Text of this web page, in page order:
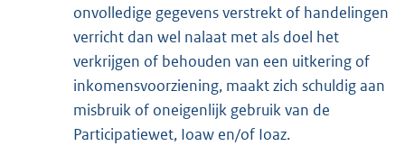
onvolledige gegevens verstrekt of handelingen
verricht dan wel nalaat met als doel het
verkrijgen of behouden van een uitkering of
inkomensvoorziening, maakt zich schuldig aan
misbruik of oneigenlijk gebruik van de
Participatiewet, Ioaw en/of Ioaz.